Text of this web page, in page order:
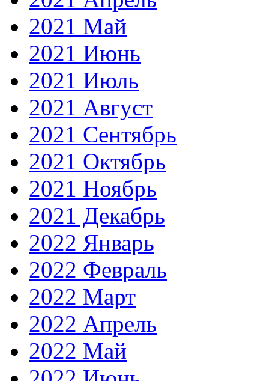
2021 Май
2021 Июнь
2021 Июль
2021 Август
2021 Сентябрь
2021 Октябрь
2021 Ноябрь
2021 Декабрь
2022 Январь
2022 Февраль
2022 Март
2022 Апрель
2022 Май